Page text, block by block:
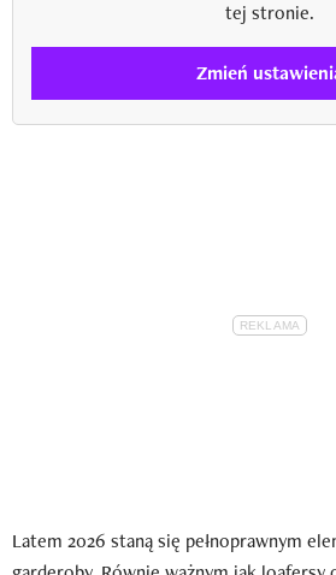
tej stronie.
Zmień
Latem 2026 staną się pełnoprawnym